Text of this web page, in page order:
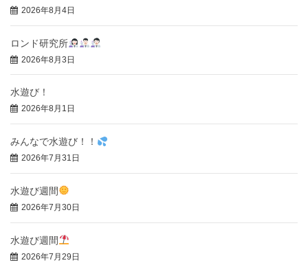
2026年8月4日
ロンド研究所
2026年8月3日
水遊び！
2026年8月1日
みんなで水遊び！！
2026年7月31日
水遊び週間
2026年7月30日
水遊び週間
2026年7月29日